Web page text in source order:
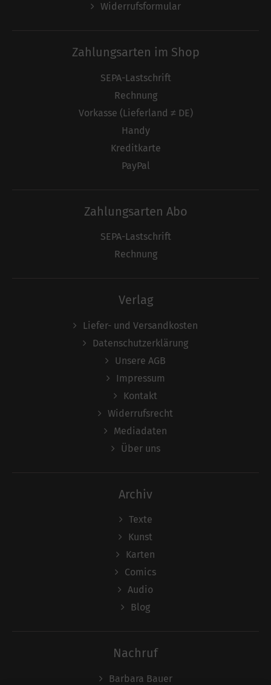
Widerrufsformular
Zahlungsarten im Shop
SEPA-Lastschrift
Rechnung
Vorkasse (Lieferland ≠ DE)
Handy
Kreditkarte
PayPal
Zahlungsarten Abo
SEPA-Lastschrift
Rechnung
Verlag
Liefer- und Versandkosten
Datenschutzerklärung
Unsere AGB
Impressum
Kontakt
Widerrufsrecht
Mediadaten
Über uns
Archiv
Texte
Kunst
Karten
Comics
Audio
Blog
Nachruf
Barbara Bauer